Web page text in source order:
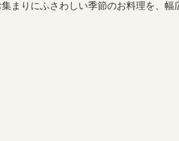
まりにふさわしい季節のお料理を、幅